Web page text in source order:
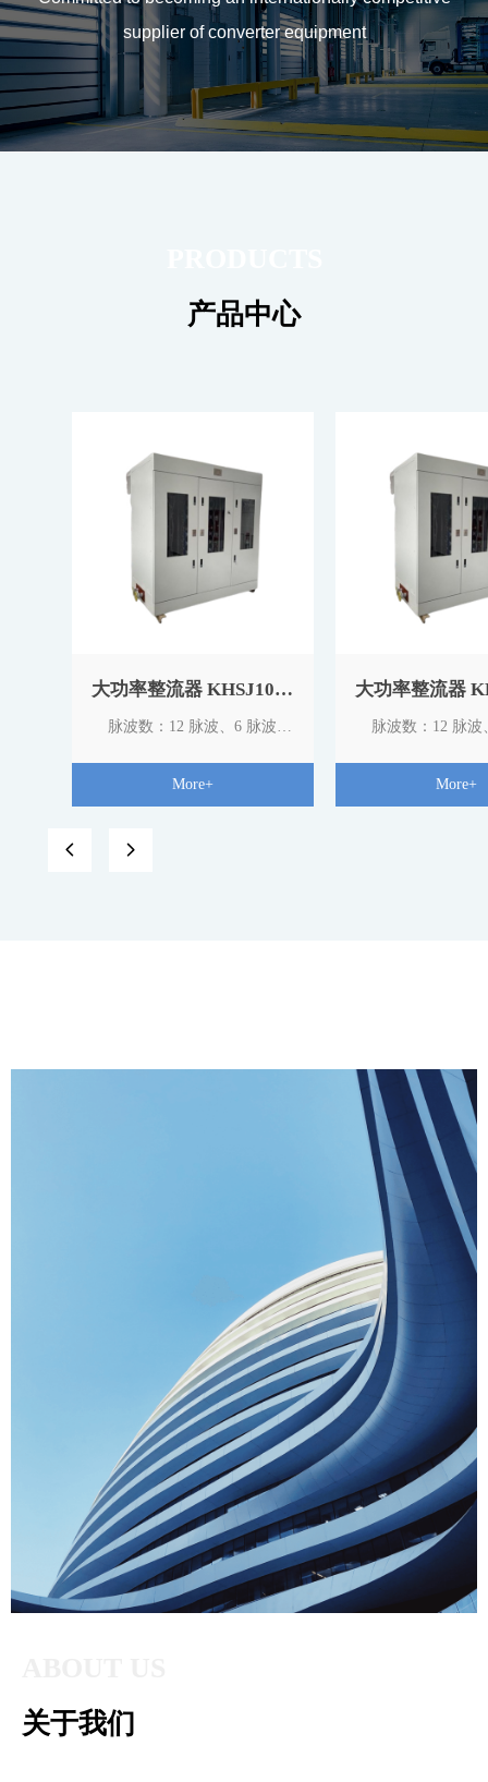
产品中心
大功率整流器 KHSJ1000
系列
脉波数：12 脉波、6 脉波
More+
大功率整流器
系列
脉波数：12 脉波
More+
넳 넲
supplier of converter equipment
关于我们